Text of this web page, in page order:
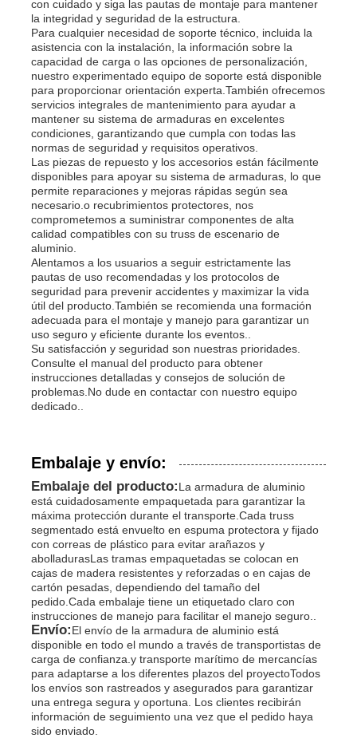
con cuidado y siga las pautas de montaje para mantener
la integridad y seguridad de la estructura.
Para cualquier necesidad de soporte técnico, incluida la
asistencia con la instalación, la información sobre la
capacidad de carga o las opciones de personalización,
nuestro experimentado equipo de soporte está disponible
para proporcionar orientación experta.También ofrecemos
servicios integrales de mantenimiento para ayudar a
mantener su sistema de armaduras en excelentes
condiciones, garantizando que cumpla con todas las
normas de seguridad y requisitos operativos.
Las piezas de repuesto y los accesorios están fácilmente
disponibles para apoyar su sistema de armaduras, lo que
permite reparaciones y mejoras rápidas según sea
necesario.o recubrimientos protectores, nos
comprometemos a suministrar componentes de alta
calidad compatibles con su truss de escenario de
aluminio.
Alentamos a los usuarios a seguir estrictamente las
pautas de uso recomendadas y los protocolos de
seguridad para prevenir accidentes y maximizar la vida
útil del producto.También se recomienda una formación
adecuada para el montaje y manejo para garantizar un
uso seguro y eficiente durante los eventos..
Su satisfacción y seguridad son nuestras prioridades.
Consulte el manual del producto para obtener
instrucciones detalladas y consejos de solución de
problemas.No dude en contactar con nuestro equipo
dedicado..
Embalaje y envío:
Embalaje del producto:La armadura de aluminio
está cuidadosamente empaquetada para garantizar la
máxima protección durante el transporte.Cada truss
segmentado está envuelto en espuma protectora y fijado
con correas de plástico para evitar arañazos y
abolladurasLas tramas empaquetadas se colocan en
cajas de madera resistentes y reforzadas o en cajas de
cartón pesadas, dependiendo del tamaño del
pedido.Cada embalaje tiene un etiquetado claro con
instrucciones de manejo para facilitar el manejo seguro..
Envío:El envío de la armadura de aluminio está
disponible en todo el mundo a través de transportistas de
carga de confianza.y transporte marítimo de mercancías
para adaptarse a los diferentes plazos del proyectoTodos
los envíos son rastreados y asegurados para garantizar
una entrega segura y oportuna. Los clientes recibirán
información de seguimiento una vez que el pedido haya
sido enviado.